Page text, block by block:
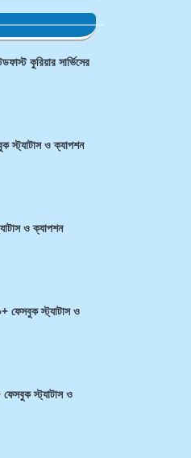
কুরিয়ার সার্ভিসের
স্ট্যাটাস ও ক্যাপশন
ও ক্যাপশন
ফেসবুক স্ট্যাটাস ও
ফেসবুক স্ট্যাটাস ও